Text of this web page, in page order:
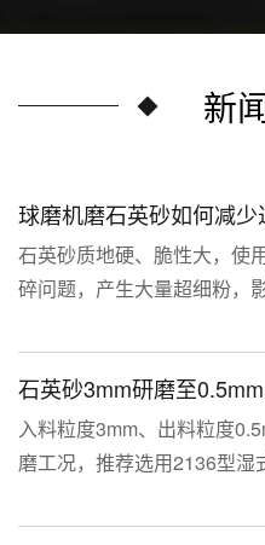
新
球磨机磨石英砂如何减
石英砂质地硬、脆性大，使
碎问题，产生大量超细粉，
生产经验，可通过工艺、
维度优化，改善该问题。
入料粒度3mm、出料粒度
磨工况，推荐选用2136型湿